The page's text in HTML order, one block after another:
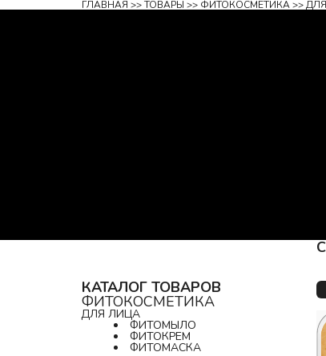
ГЛАВНАЯ >> ТОВАРЫ >> ФИТОКОСМЕТИКА >>
КАТАЛОГ ТОВАРОВ
ФИТОКОСМЕТИКА
ДЛЯ ЛИЦА
ФИТОМЫЛО
ФИТОКРЕМ
ФИТОМАСКА